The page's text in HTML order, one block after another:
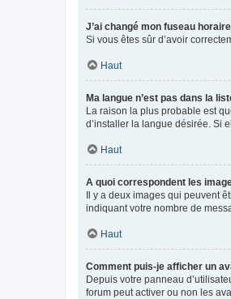
J’ai changé mon fuseau
Si vous êtes sûr d’avoir
Haut
Ma langue n’est pas dans la
La raison la plus probable est
d’installer la langue désirée. Si
Haut
A quoi correspondent les
Il y a deux images qui peuvent
indiquant votre nombre de
Haut
Comment puis-je afficher un
Depuis votre panneau
forum peut activer ou non les